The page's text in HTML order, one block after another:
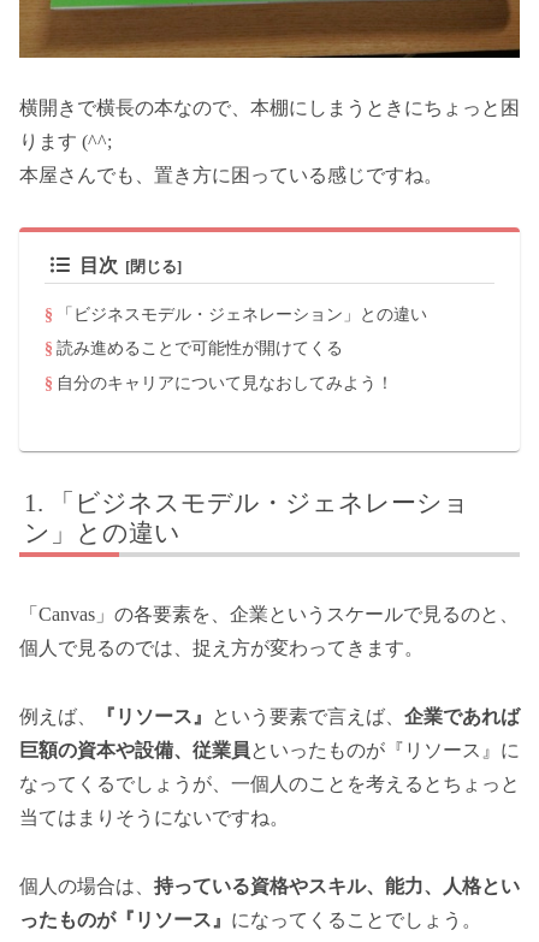
横開きで横長の本なので、本棚にしまうときにちょっと困
ります (^^;
本屋さんでも、置き方に困っている感じですね。
目次
「ビジネスモデル・ジェネレーション」との違い
読み進めることで可能性が開けてくる
自分のキャリアについて見なおしてみよう！
「ビジネスモデル・ジェネレーショ
ン」との違い
「Canvas」の各要素を、企業というスケールで見るのと、
個人で見るのでは、捉え方が変わってきます。
例えば、 『リソース』 という要素で言えば、 企業であれば
巨額の資本や設備、従業員といったものが『リソース』に
なってくるでしょうが、一個人のことを考えるとちょっと
当てはまりそうにないですね。
個人の場合は、 持っている資格やスキル、能力、人格とい
ったものが『リソース』 になってくることでしょう。